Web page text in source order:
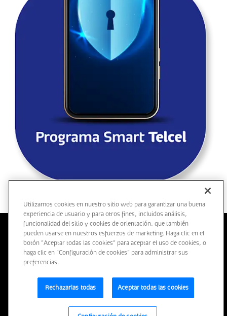
TÉRMINOS Y CONDICIONES PARA EL USO DE MEDIOS
ELECTRÓNICOS
TÉRMINOS Y CONDICIONES DE LA WEBAVISO DE PRIVACIDAD
CONTACTORespaldado por Asurion 2026
Utilizamos cookies en nuestro sitio web para garantizar una buena
experiencia de usuario y para otros fines, incluidos análisis,
funcionalidad del sitio y cookies de orientación, que también
pueden usarse en nuestros esfuerzos de marketing. Haga clic en el
botón "Aceptar todas las cookies" para aceptar el uso de cookies, o
haga clic en "Configuración de cookies" para administrar sus
preferencias.
Rechazarlas todas Aceptar todas las cookies